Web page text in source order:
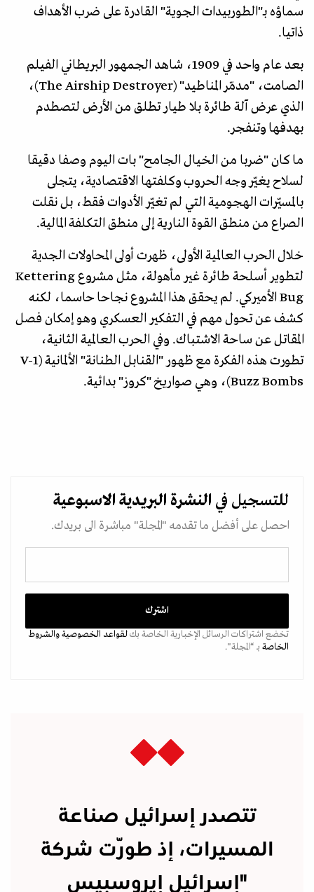
سماؤه بـ"الطوربيدات الجوية" القادرة على ضرب الأهداف
ذاتيا.
بعد عام واحد في 1909، شاهد الجمهور البريطاني الفيلم
الصامت، "مدمّر المناطيد" (The Airship Destroyer)،
الذي عرض آلة طائرة بلا طيار تطلق من الأرض لتصطدم
بهدفها وتنفجر.
ما كان "ضربا من الخيال الجامح" بات اليوم وصفا دقيقا
لسلاح يغيّر وجه الحروب وكلفتها الاقتصادية، يتجلى
بالمسيّرات الهجومية التي لم تغيّر الأدوات فقط، بل نقلت
الصراع من منطق القوة النارية إلى منطق التكلفة المالية.
خلال الحرب العالمية الأولى، ظهرت أولى المحاولات الجدية
لتطوير أسلحة طائرة غير مأهولة، مثل مشروع Kettering
Bug الأميركي. لم يحقق هذا المشروع نجاحا حاسما، لكنه
كشف عن تحول مهم في التفكير العسكري وهو إمكان فصل
المقاتل عن ساحة الاشتباك. وفي الحرب العالمية الثانية،
تطورت هذه الفكرة مع ظهور "القنابل الطنانة" الألمانية (V-1
Buzz Bombs)، وهي صواريخ "كروز" بدائية.
للتسجيل في النشرة البريدية الاسبوعية
احصل على أفضل ما تقدمه "المجلة" مباشرة الى بريدك.
تخضع اشتراكات الرسائل الإخبارية الخاصة بكلقواعد الخصوصيةوالشروط
الخاصة بـ “المجلة".
تتصدر إسرائيل صناعة
المسيرات، إذ طوّرت شركة
"إسرائيل إيروسبيس